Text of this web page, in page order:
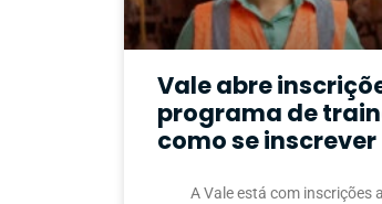
Vale abre
programa de
como se inscrever
A Vale está com inscrições